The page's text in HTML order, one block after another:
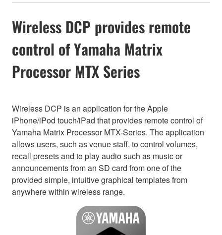
Wireless DCP provides remote
control of Yamaha Matrix
Processor MTX Series
Wireless DCP is an application for the Apple
iPhone/iPod touch/iPad that provides remote control of
Yamaha Matrix Processor MTX-Series. The application
allows users, such as venue staff, to control volumes,
recall presets and to play audio such as music or
announcements from an SD card from one of the
provided simple, intuitive graphical templates from
anywhere within wireless range.